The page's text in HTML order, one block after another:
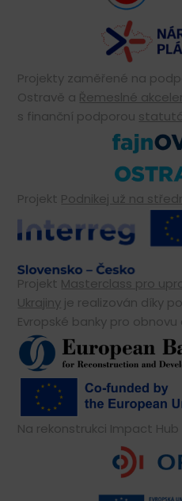
Projekty zaměřené na
Ostravě a Řemeslné
s finanční podporou
Projekt Podnikej už na
Projekt Masterclass pro
Ukrajiny je realizován díky
Evropské banky pro obnovu
Na rekonstrukci Impact Hub